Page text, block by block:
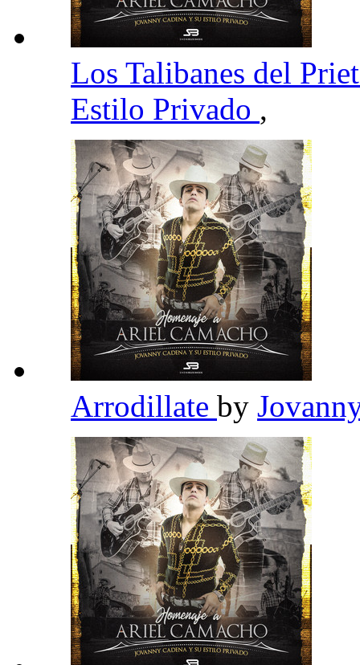
Los Talibanes del
Estilo Privado ,
Arrodillate by